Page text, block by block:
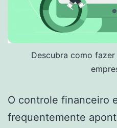
Descubra como
O controle financeiro
frequentemente